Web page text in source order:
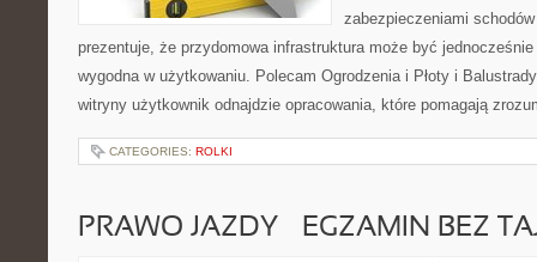
zabezpieczeniami
prezentuje, że przydomowa infrastruktura może być
wygodna w użytkowaniu. Polecam Ogrodzenia i Płoty i
witryny użytkownik odnajdzie opracowania, które pomagają
CATEGORIES: ROLKI
PRAWO JAZDY – EGZAMIN BEZ